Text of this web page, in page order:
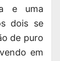
e uma
dois se
de puro
em